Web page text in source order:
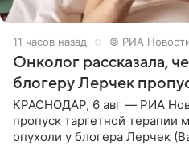
11 часов назад © РИА
Онколог рассказала,
блогеру Лерчек
КРАСНОДАР, 6 авг — РИА
пропуск таргетной терапии
опухоли у блогера Лерчек